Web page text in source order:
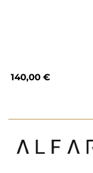
140,00 €